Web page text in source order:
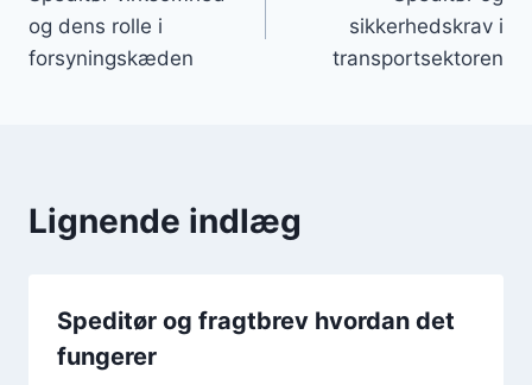
og dens rolle i
forsyningskæden
sikkerhedskrav i
transportsektoren
Lignende indlæg
Speditør og fragtbrev hvordan det
fungerer